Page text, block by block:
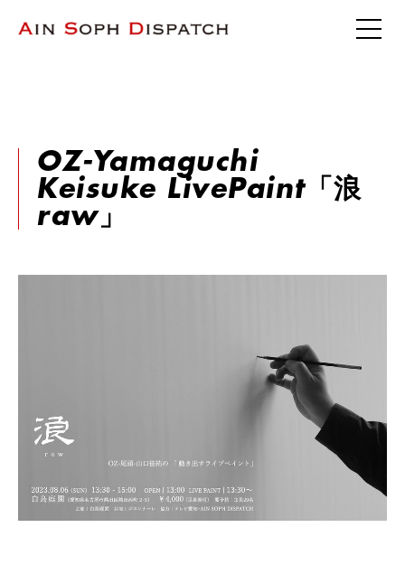
OZ-Yamaguchi
Keisuke LivePaint「浪
raw」